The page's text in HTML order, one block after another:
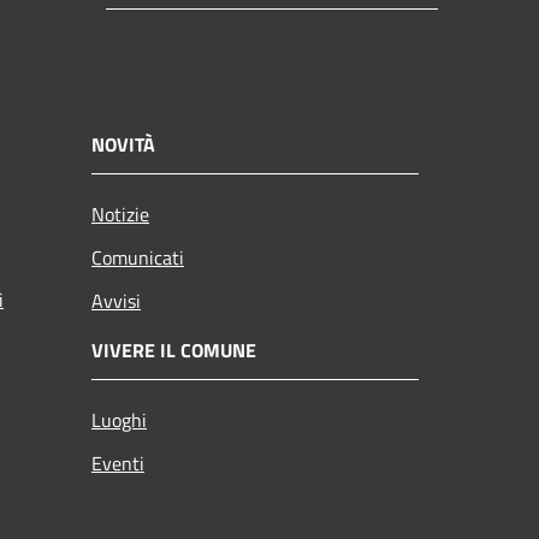
NOVITÀ
Notizie
Comunicati
Avvisi
VIVERE IL COMUNE
Luoghi
Eventi